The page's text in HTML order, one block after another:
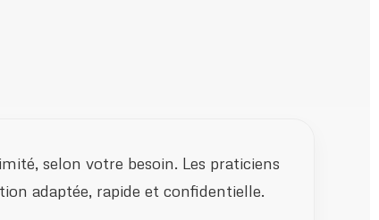
selon votre besoin. Les praticiens
adaptée, rapide et confidentielle.